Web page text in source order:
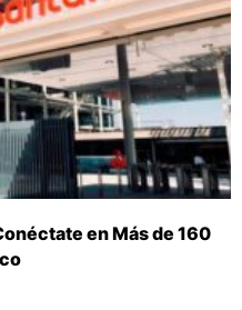
en Más de 160